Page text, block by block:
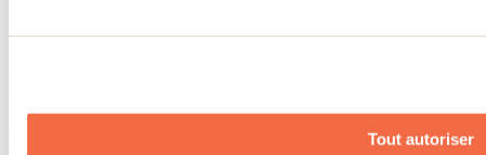
Tout autoriser